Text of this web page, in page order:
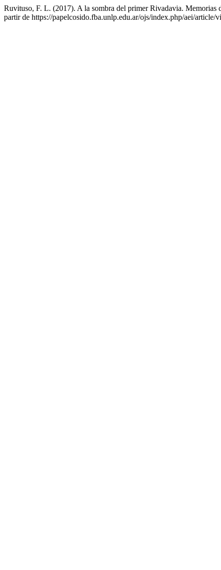
Ruvituso, F. L. (2017). A la sombra del primer Rivadavia. Memorias
partir de https://papelcosido.fba.unlp.edu.ar/ojs/index.php/aei/article/